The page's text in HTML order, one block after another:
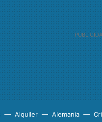
Alquiler Alemania